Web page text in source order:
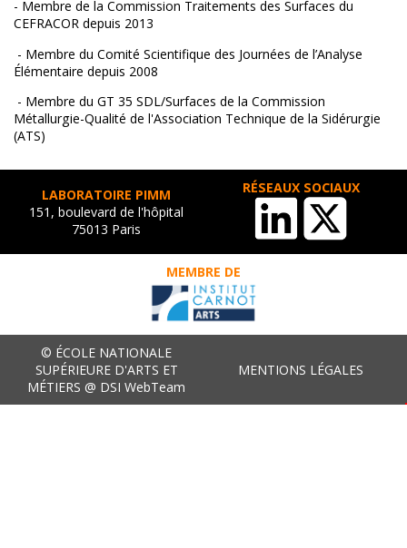
- Membre de la Commission Traitements des Surfaces du
CEFRACOR depuis 2013
- Membre du Comité Scientifique des Journées de l’Analyse
Élémentaire depuis 2008
- Membre du GT 35 SDL/Surfaces de la Commission
Métallurgie-Qualité de l'Association Technique de la Sidérurgie
(ATS)
LABORATOIRE PIMM
151, boulevard de l'hôpital
75013 Paris
RÉSEAUX SOCIAUX
MEMBRE DE
© ÉCOLE NATIONALE
SUPÉRIEURE D'ARTS ET
MÉTIERS @ DSI WebTeam
MENTIONS LÉGALES